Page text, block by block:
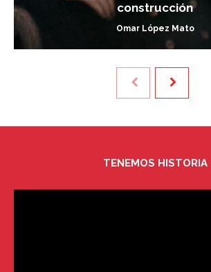
construcción
Omar López Mato
TENEMOS HISTORIA